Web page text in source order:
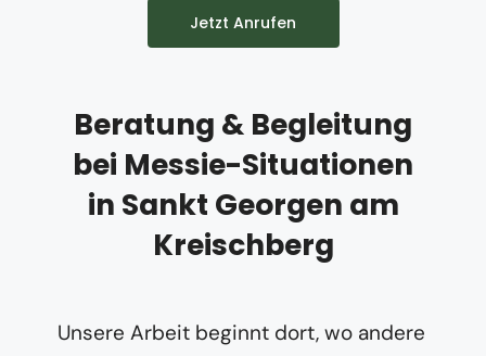
Jetzt Anrufen
Beratung & Begleitung
bei Messie-Situationen
in Sankt Georgen am
Kreischberg
Unsere Arbeit beginnt dort, wo andere